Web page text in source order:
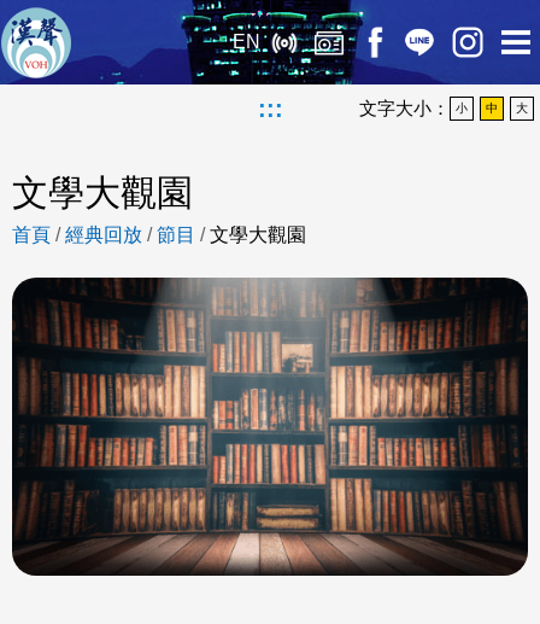
EN
::: 文字大小： 小 中 大
文學大觀園
首頁 /經典回放 /節目 /文學大觀園